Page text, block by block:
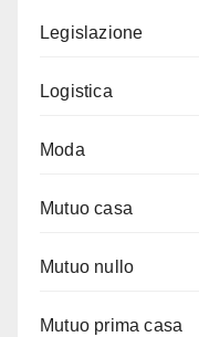
Legislazione
Logistica
Moda
Mutuo casa
Mutuo nullo
Mutuo prima casa